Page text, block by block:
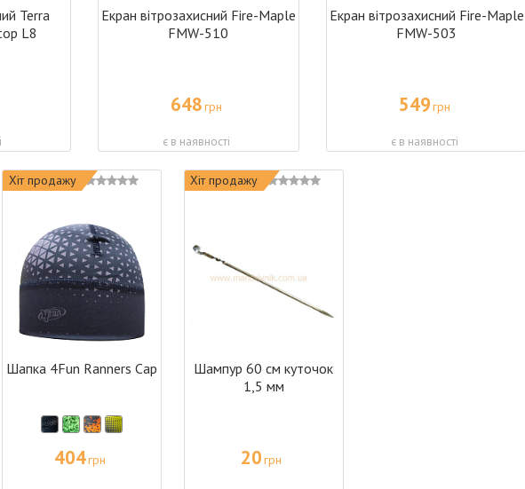
Terra
L8
Екран вітрозахисний Fire-Maple
FMW-510
648грн
є в наявності
Екран вітрозахисний Fire-Maple
FMW-503
549грн
є в наявності
Хіт продажу
Шапка 4Fun Ranners Cap
404грн
Хіт продажу
Шампур 60 см куточок
1,5 мм
20грн